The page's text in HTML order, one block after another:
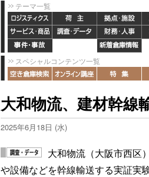
テーマ一覧
スペシャルコンテンツ一覧
大和物流、建材幹線
2025年6月18日 (水)
大和物流（大阪市西区
や設備などを幹線輸送する実証実